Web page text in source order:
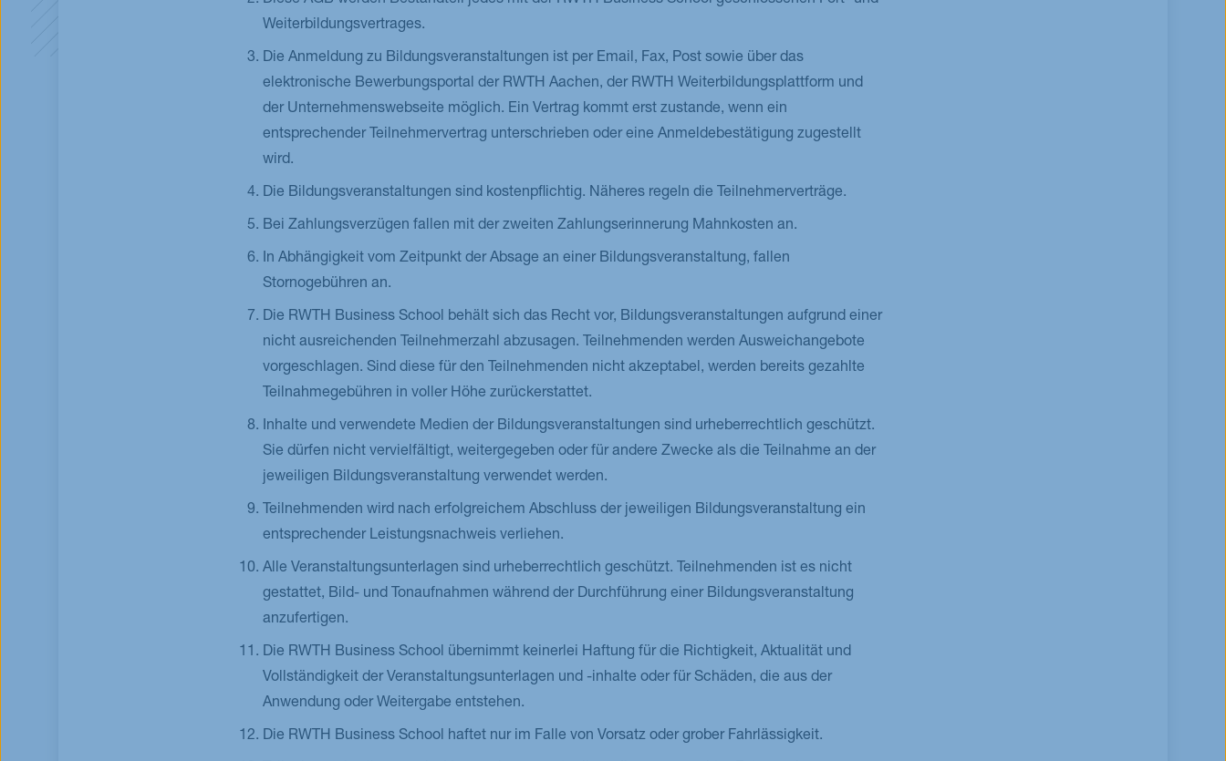
Weiterbildungsvertrages.
Die Anmeldung zu Bildungsveranstaltungen ist per Email, Fax, Post sowie über das
elektronische Bewerbungsportal der RWTH Aachen, der RWTH Weiterbildungsplattform und
der Unternehmenswebseite möglich. Ein Vertrag kommt erst zustande, wenn ein
entsprechender Teilnehmervertrag unterschrieben oder eine Anmeldebestätigung zugestellt
wird.
Die Bildungsveranstaltungen sind kostenpflichtig. Näheres regeln die Teilnehmerverträge.
Bei Zahlungsverzügen fallen mit der zweiten Zahlungserinnerung Mahnkosten an.
In Abhängigkeit vom Zeitpunkt der Absage an einer Bildungsveranstaltung, fallen
Stornogebühren an.
Die RWTH Business School behält sich das Recht vor, Bildungsveranstaltungen aufgrund einer
nicht ausreichenden Teilnehmerzahl abzusagen. Teilnehmenden werden Ausweichangebote
vorgeschlagen. Sind diese für den Teilnehmenden nicht akzeptabel, werden bereits gezahlte
Teilnahmegebühren in voller Höhe zurückerstattet.
Inhalte und verwendete Medien der Bildungsveranstaltungen sind urheberrechtlich geschützt.
Sie dürfen nicht vervielfältigt, weitergegeben oder für andere Zwecke als die Teilnahme an der
jeweiligen Bildungsveranstaltung verwendet werden.
Teilnehmenden wird nach erfolgreichem Abschluss der jeweiligen Bildungsveranstaltung ein
entsprechender Leistungsnachweis verliehen.
Alle Veranstaltungsunterlagen sind urheberrechtlich geschützt. Teilnehmenden ist es nicht
gestattet, Bild- und Tonaufnahmen während der Durchführung einer Bildungsveranstaltung
anzufertigen.
Die RWTH Business School übernimmt keinerlei Haftung für die Richtigkeit, Aktualität und
Vollständigkeit der Veranstaltungsunterlagen und -inhalte oder für Schäden, die aus der
Anwendung oder Weitergabe entstehen.
Die RWTH Business School haftet nur im Falle von Vorsatz oder grober Fahrlässigkeit.